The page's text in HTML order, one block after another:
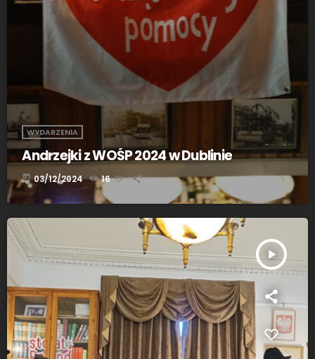
WYDARZENIA
Andrzejki z WOŚP 2024 w Dublinie
today 03/12/2024 16
play_arrow